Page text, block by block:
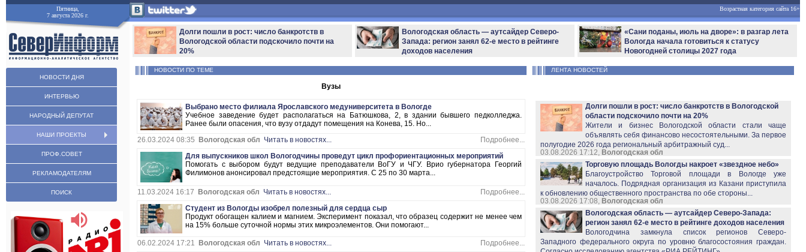
Пятница,
7 августа 2026 г.
НОВОСТИ ДНЯ
ИНТЕРВЬЮ
НАРОДНЫЙ ДЕПУТАТ
НАШИ ПРОЕКТЫ
ПРОФ.СОВЕТ
РЕКЛАМОДАТЕЛЯМ
ПОИСК
Возрастная категория сайта 16+
Долги пошли в рост: число банкротств в
Вологодской области подскочило почти на
20%
Вологодская область — аутсайдер Северо-
Запада: регион занял 62-е место в рейтинге
доходов населения
«Сани поданы, июль на дворе»: в разгар лета
Вологда начала готовиться к статусу
Новогодней столицы 2027 года
НОВОСТИ ПО ТЕМЕ ЛЕНТА НОВОСТЕЙ
Вузы
Выбрано место филиала Ярославского медуниверситета в Вологде
Учебное заведение будет располагаться на Батюшкова, 2, в здании бывшего педколледжа.
Ранее были опасения, что вузу отдадут помещения на Конева, 15. Но...
26.03.2024 08:35
Вологодская обл Читать в новостях...
Подробнее...
Для выпускников школ Вологодчины проведут цикл профориентационных мероприятий
Помогать с выбором будут ведущие преподаватели ВоГУ и ЧГУ. Врио губернатора Георгий
Филимонов анонсировал предстоящие мероприятия. С 25 по 30 марта...
11.03.2024 16:17 Вологодская обл Читать в новостях...
Подробнее...
Студент из Вологды изобрел полезный для сердца сыр
Продукт обогащен калием и магнием. Эксперимент показал, что образец содержит не менее чем
на 15% больше суточной нормы этих микроэлементов. Они помогают...
06.02.2024 17:21 Вологодская обл Читать в новостях...
Подробнее...
Долги пошли в рост: число банкротств в Вологодской
области подскочило почти на 20%
Жители и бизнес Вологодской области стали чаще
объявлять себя финансово несостоятельными. За первое
полугодие 2026 года региональный арбитражный суд...
03.08.2026 17:12, Вологодская обл
Торговую площадь Вологды накроет «звездное небо»
Благоустройство Торговой площади в Вологде уже
началось. Подрядная организация из Казани приступила
к обновлению общественного пространства по обе стороны...
03.08.2026 17:08, Вологодская обл
Вологодская область — аутсайдер Северо-Запада:
регион занял 62-е место в рейтинге доходов населения
Вологодчина замкнула список регионов Северо-
Западного федерального округа по уровню благосостояния граждан.